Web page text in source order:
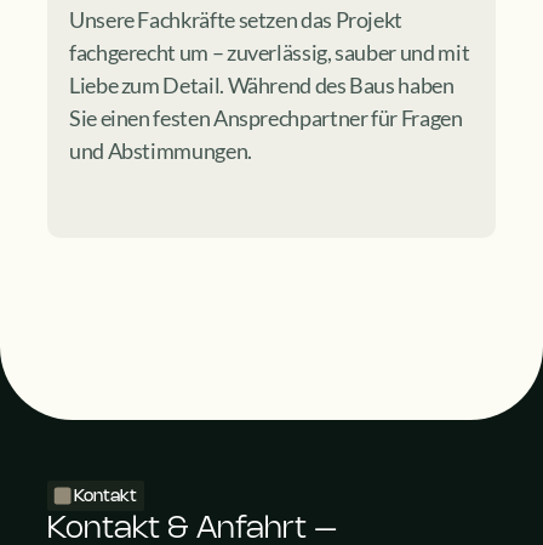
Unsere Fachkräfte setzen das Projekt
fachgerecht um – zuverlässig, sauber und mit
Liebe zum Detail. Während des Baus haben
Sie einen festen Ansprechpartner für Fragen
und Abstimmungen.
Kontakt
Kontakt & Anfahrt –